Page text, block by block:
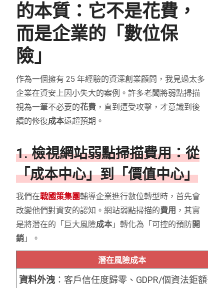
的本質：它不是花費，
而是企業的「數位保
險」
作為一個擁有 25 年經驗的資深創業顧問，我見過太多
企業在資安上因小失大的案例。許多老闆將弱點掃描
視為一筆不必要的花費 ，直到遭受攻擊，才意識到後
續的修復成本遠超預期。
1. 檢視網站弱點掃描費用：從
「成本中心」到「價值中心」
我們在戰國策集團輔導企業進行數位轉型時，首先會
改變他們對資安的認知。網站弱點掃描的費用 ，其實
是將潛在的「巨大風險成本 」轉化為「可控的預防開
銷 」。
潛在風險成本
資料外洩 ：客戶信任度歸零、GDPR/個資法鉅額罰